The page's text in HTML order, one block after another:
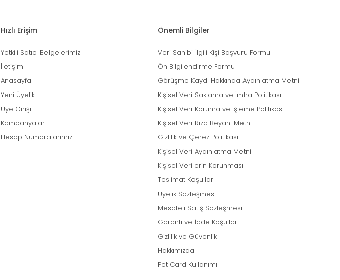
Hızlı Erişim
Yetkili Satıcı Belgelerimiz
İletişim
Anasayfa
Yeni Üyelik
Üye Girişi
Kampanyalar
Hesap Numaralarımız
Önemli Bilgiler
Veri Sahibi İlgili Kişi Başvuru Formu
Ön Bilgilendirme Formu
Görüşme Kaydı Hakkında Aydınlatma Metni
Kişisel Veri Saklama ve İmha Politikası
Kişisel Veri Koruma ve İşleme Politikası
Kişisel Veri Rıza Beyanı Metni
Gizlilik ve Çerez Politikası
Kişisel Veri Aydınlatma Metni
Kişisel Verilerin Korunması
Teslimat Koşulları
Üyelik Sözleşmesi
Mesafeli Satış Sözleşmesi
Garanti ve İade Koşulları
Gizlilik ve Güvenlik
Hakkımızda
Pet Card Kullanımı